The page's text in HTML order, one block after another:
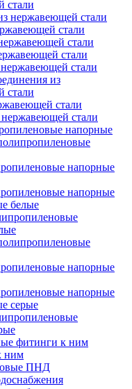
стали
нержавеющей стали
стали
стали
стали
стали
из
стали
стали
стали
напорные
напорные
напорные
белые
напорные
напорные
серые
фитинги к ним
ним
ПНД